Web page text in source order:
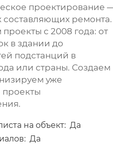
проектирование
составляющих ремонта.
с 2008 года: от
в здании до
подстанций в
или страны. Создаем
уже
на объект: Да
Да